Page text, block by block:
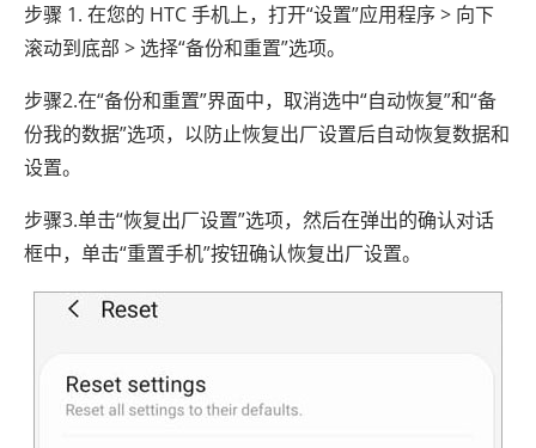
步骤 1. 在您的 HTC 手机上，打开“设置”应用程序 > 向下
滚动到底部 > 选择“备份和重置”选项。
步骤2.在“备份和重置”界面中，取消选中“自动恢复”和“备
份我的数据”选项，以防止恢复出厂设置后自动恢复数据和
设置。
步骤3.单击“恢复出厂设置”选项，然后在弹出的确认对话
框中，单击“重置手机”按钮确认恢复出厂设置。